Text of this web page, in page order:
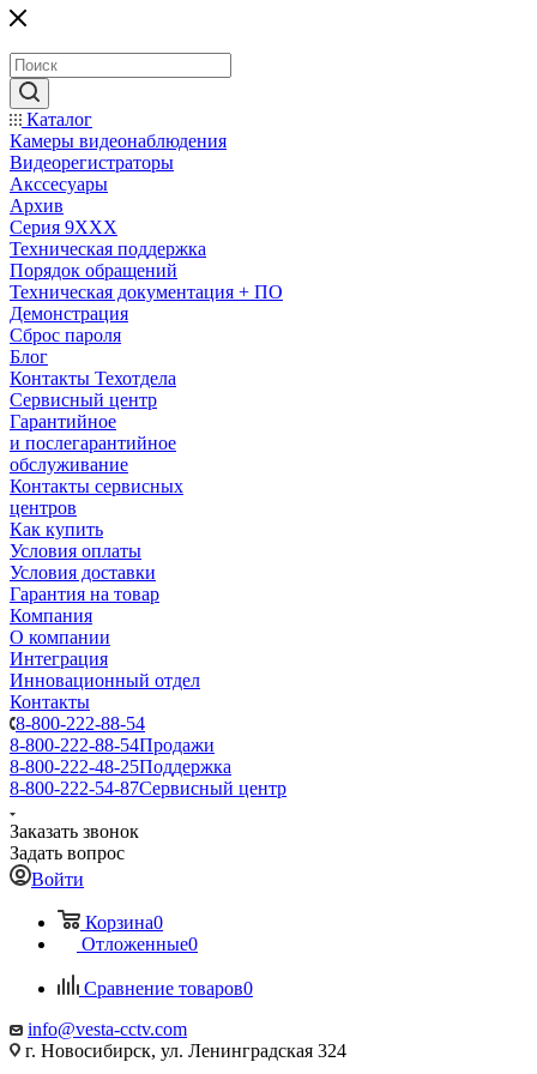
Каталог
Камеры видеонаблюдения
Видеорегистраторы
Акссесуары
Архив
Серия 9XXX
Техническая поддержка
Порядок обращений
Техническая документация + ПО
Демонстрация
Сброс пароля
Блог
Контакты Техотдела
Сервисный центр
Гарантийное
и послегарантийное
обслуживание
Контакты сервисных
центров
Как купить
Условия оплаты
Условия доставки
Гарантия на товар
Компания
О компании
Интеграция
Инновационный отдел
Контакты
8-800-222-88-54
8-800-222-88-54Продажи
8-800-222-48-25Поддержка
8-800-222-54-87Сервисный центр
Заказать звонок
Задать вопрос
Войти
Корзина0
Отложенные0
Сравнение товаров0
info@vesta-cctv.com
г. Новосибирск, ул. Ленинградская 324